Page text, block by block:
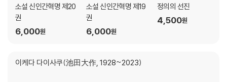
소설 신인간혁명 제20
권
6,000원
소설 신인간혁명 제19
권
6,000원
정의의 선진
4,500원
이케다 다이사쿠(池田大作, 1928~2023)